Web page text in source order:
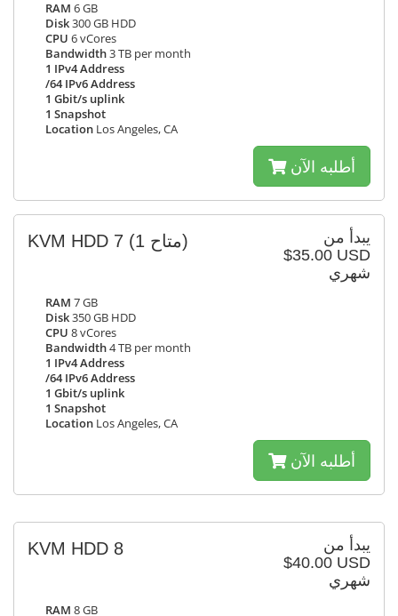
RAM 6 GB
Disk300 GB HDD
CPU 6 vCores
Bandwidth3 TB per month
1 IPv4 Address
/64 IPv6 Address
1 Gbit/s uplink
1 Snapshot
Location Los Angeles, CA
أطلبه الآن
يبدأ من
$35.00 USD
شهري
KVM HDD 7 (1 متاح)
RAM 7 GB
Disk350 GB HDD
CPU 8 vCores
Bandwidth4 TB per month
1 IPv4 Address
/64 IPv6 Address
1 Gbit/s uplink
1 Snapshot
Location Los Angeles, CA
أطلبه الآن
يبدأ من
$40.00 USD
شهري
KVM HDD 8
RAM 8 GB